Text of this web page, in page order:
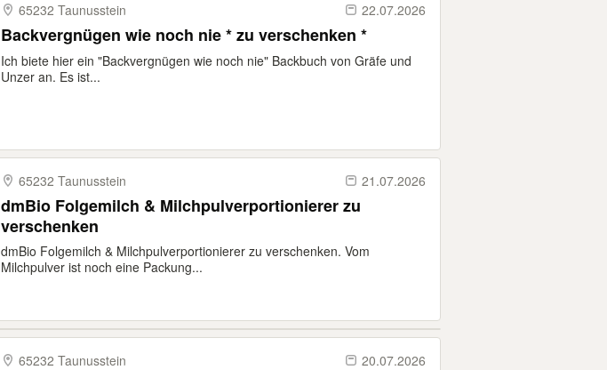
65232 Taunusstein 22.07.2026
Backvergnügen wie noch nie * zu verschenken *
Ich biete hier ein "Backvergnügen wie noch nie" Backbuch von Gräfe und
Unzer an. Es ist...
65232 Taunusstein 21.07.2026
dmBio Folgemilch & Milchpulverportionierer zu
verschenken
dmBio Folgemilch & Milchpulverportionierer zu verschenken. Vom
Milchpulver ist noch eine Packung...
65232 Taunusstein 20.07.2026